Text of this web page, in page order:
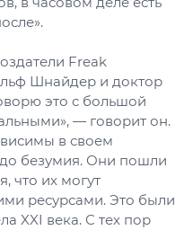
Freak
Шнайдер и доктор
это с большой
— говорит он.
в своем
безумия. Они пошли
что их могут
ресурсами. Это были
XXI века. С тех пор